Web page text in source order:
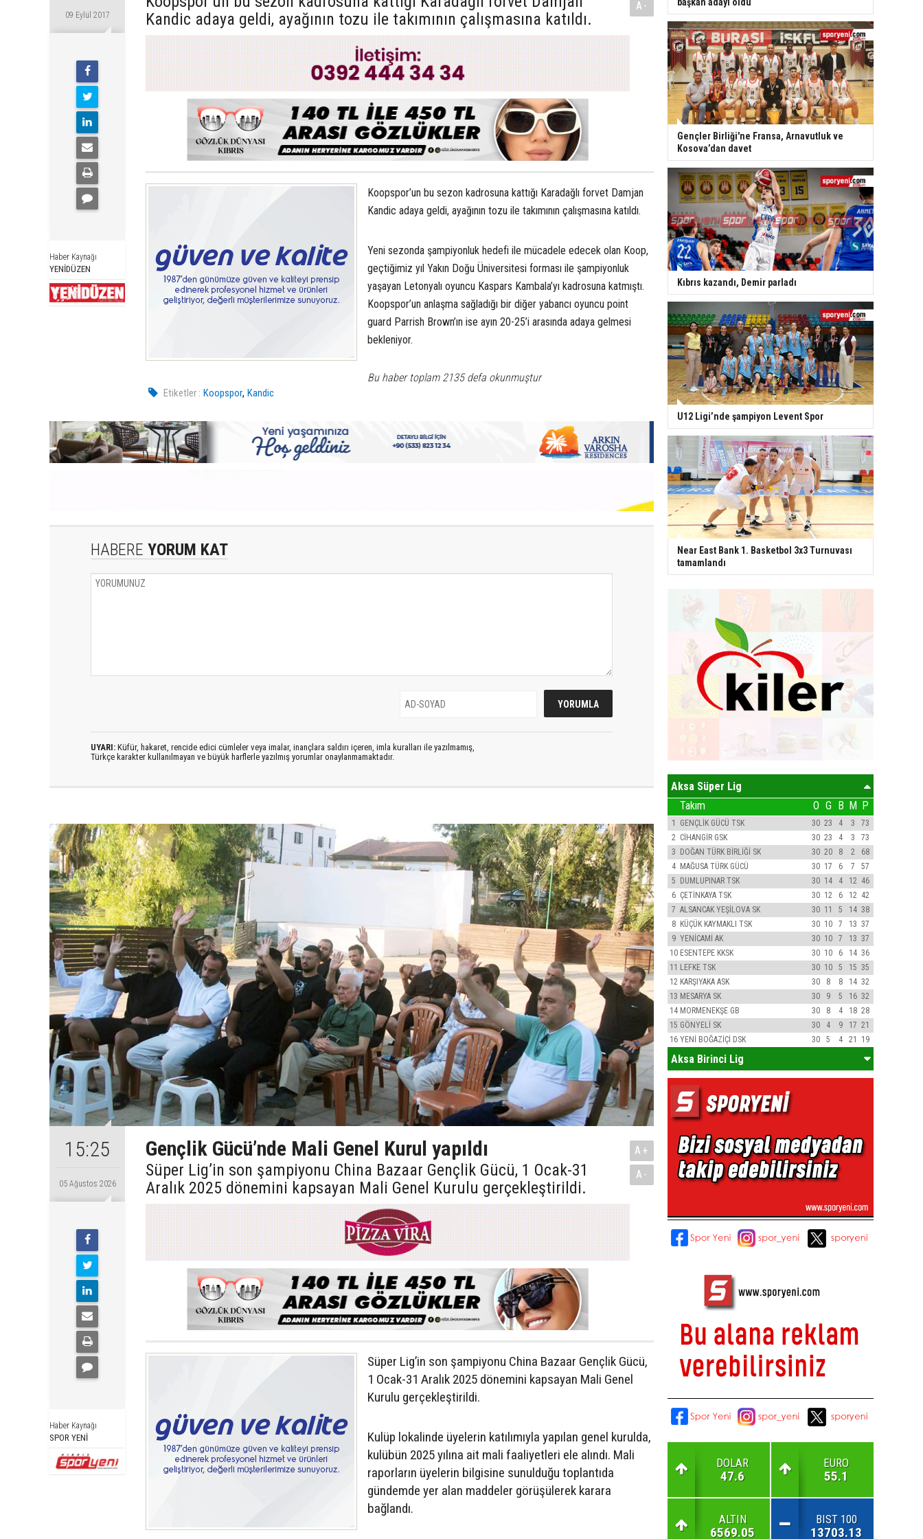
09 Eylül 2017
Haber Kaynağı
YENİDÜZEN
Kandic adaya geldi, ayağının tozu ile takımının çalışmasına katıldı.
A-
Koopspor’un bu sezon kadrosuna kattığı Karadağlı forvet Damjan
Kandic adaya geldi, ayağının tozu ile takımının çalışmasına katıldı.
Yeni sezonda şampiyonluk hedefi ile mücadele edecek olan Koop,
geçtiğimiz yıl Yakın Doğu Üniversitesi forması ile şampiyonluk
yaşayan Letonyalı oyuncu Kaspars Kambala’yı kadrosuna katmıştı.
Koopspor’un anlaşma sağladığı bir diğer yabancı oyuncu point
guard Parrish Brown’ın ise ayın 20-25’i arasında adaya gelmesi
bekleniyor.
Bu haber toplam 2135 defa okunmuştur
Etiketler : Koopspor,Kandic
HABERE YORUM KAT
UYARI: Küfür, hakaret, rencide edici cümleler veya imalar, inançlara saldırı içeren, imla kuralları ile yazılmamış,
Türkçe karakter kullanılmayan ve büyük harflerle yazılmış yorumlar onaylanmamaktadır.
15:25
05 Ağustos 2026
Haber Kaynağı
SPOR YENİ
Gençlik Gücü’nde Mali Genel Kurul yapıldı
Süper Lig’in son şampiyonu China Bazaar Gençlik Gücü, 1 Ocak-31
Aralık 2025 dönemini kapsayan Mali Genel Kurulu gerçekleştirildi.
A+
A-
Süper Lig’in son şampiyonu China Bazaar Gençlik Gücü,
1 Ocak-31 Aralık 2025 dönemini kapsayan Mali Genel
Kurulu gerçekleştirildi.
Kulüp lokalinde üyelerin katılımıyla yapılan genel kurulda,
kulübün 2025 yılına ait mali faaliyetleri ele alındı. Mali
raporların üyelerin bilgisine sunulduğu toplantıda
gündemde yer alan maddeler görüşülerek karara
bağlandı.
Gençler Birliği'ne Fransa, Arnavutluk ve
Kosova’dan davet
Kıbrıs kazandı, Demir parladı
U12 Ligi’nde şampiyon Levent Spor
Near East Bank 1. Basketbol 3x3 Turnuvası
tamamlandı
Aksa Süper Lig
Takım O G B M P
1 GENÇLİK GÜCÜ TSK 30 23 4 3
73
2 CİHANGİR GSK 30 23 4 3
73
3 DOĞAN TÜRK BİRLİĞİ SK 30 20 8 2
68
4 MAĞUSA TÜRK GÜCÜ 30 17 6 7
57
5 DUMLUPINAR TSK 30 14 4 12 46
6 ÇETİNKAYA TSK 30 12 6 12 42
7 ALSANCAK YEŞİLOVA SK 30 11 5 14 38
8 KÜÇÜK KAYMAKLI TSK 30 10 7 13 37
9 YENİCAMİ AK 30 10 7 13 37
10 ESENTEPE KKSK 30 10 6 14 36
11 LEFKE TSK 30 10 5 15 35
12 KARŞIYAKA ASK 30 8 8 14 32
13 MESARYA SK 30 9 5 16 32
14 MORMENEKŞE GB 30 8 4 18 28
15 GÖNYELİ SK 30 4 9 17 21
16 YENİ BOĞAZİÇİ DSK 30 5 4 21 19
Aksa Birinci Lig
DOLAR
47.6
EURO
55.1
ALTIN
6569.05
BIST 100
13703.13